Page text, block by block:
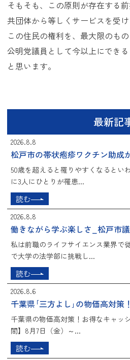
そもそも、この原則が存在する
共団体から等しくサービスを受
この住民の権利を、最大限のも
公明党議員として今以上にでき
と思います。
最新記
2026.8.8
松戸市の帯状疱疹ワクチン助成
50歳を超えると罹りやすくなるとい
に3人にひとりが罹患...
読む
2026.8.8
働きながら学ぶ楽しさ_松戸市
私は前職のライフサイエンス業界で
で大学の法学部に挑戦し...
読む
2026.8.6
千葉県｢三方よし｣の物価高対策！
千葉県の物価高対策！お得なキャッ
間】8月7日（金）～...
読む